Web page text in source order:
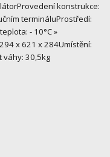
konstrukce:
termináluProstředí:
- 10°C »
x 621 x 284Umístění:
váhy: 30,5kg